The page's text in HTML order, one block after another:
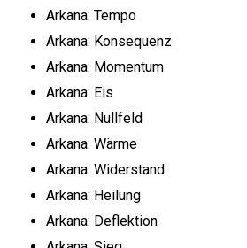
Arkana: Tempo
Arkana: Konsequenz
Arkana: Momentum
Arkana: Eis
Arkana: Nullfeld
Arkana: Wärme
Arkana: Widerstand
Arkana: Heilung
Arkana: Deflektion